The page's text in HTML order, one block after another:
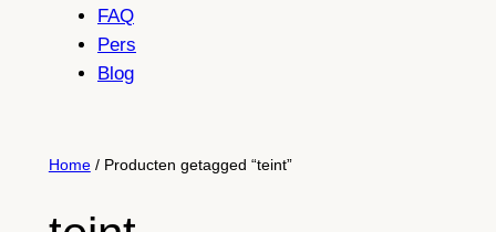
FAQ
Pers
Blog
Home/ Producten getagged “teint”